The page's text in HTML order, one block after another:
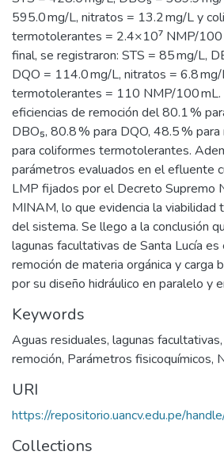
595.0 mg/L, nitratos = 13.2 mg/L y
termotolerantes = 2.4×10⁷ NMP/100
final, se registraron: STS = 85 mg/L,
DQO = 114.0 mg/L, nitratos = 6.8
termotolerantes = 110 NMP/100 mL.
eficiencias de remoción del 80.1 %
DBO₅, 80.8 % para DQO, 48.5 %
para coliformes termotolerantes.
parámetros evaluados en el efluente
LMP fijados por el Decreto Supremo
MINAM, lo que evidencia la viabilidad
del sistema. Se llego a la conclusión
lagunas facultativas de Santa Lucía
remoción de materia orgánica y carga
por su diseño hidráulico en paralelo y
Keywords
Aguas residuales, lagunas facultativas,
remoción, Parámetros fisicoquímicos,
URI
https://repositorio.uancv.edu.pe/
Collections